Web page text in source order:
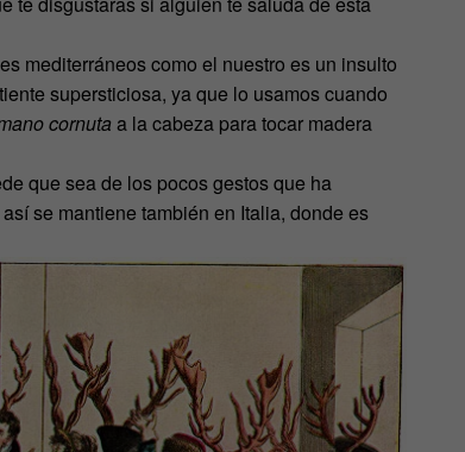
mediterráneos como el nuestro es un insulto
supersticiosa, ya que lo usamos cuando
cornuta a la cabeza para tocar madera
que sea de los pocos gestos que ha
se mantiene también en Italia, donde es